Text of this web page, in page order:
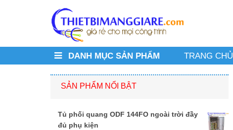
DANH MỤC SẢN PHẨM TRANG CHỦ
SẢN PHẨM NỔI BẬT
Tủ phối quang ODF 144FO ngoài trời đầy
đủ phụ kiện